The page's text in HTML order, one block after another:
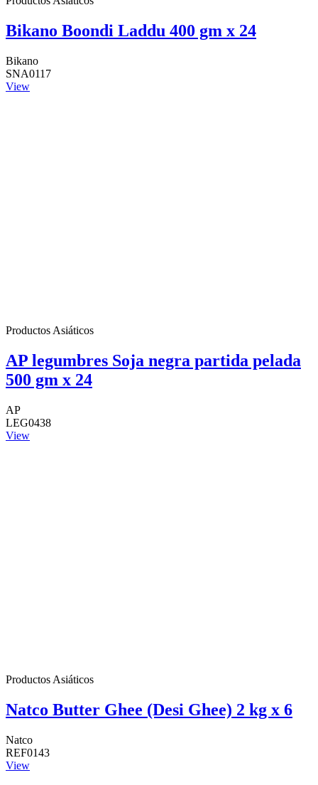
Bikano Boondi Laddu 400 gm x 24
Bikano
SNA0117
View
Productos Asiáticos
AP legumbres Soja negra partida pelada
500 gm x 24
AP
LEG0438
View
Productos Asiáticos
Natco Butter Ghee (Desi Ghee) 2 kg x 6
Natco
REF0143
View